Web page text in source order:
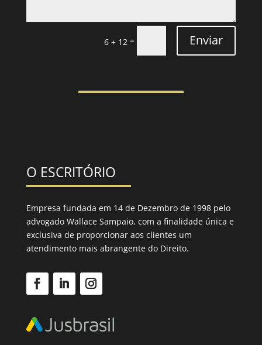
6 + 12 = Enviar
O ESCRITÓRIO
Empresa fundada em 14 de Dezembro de 1998 pelo
advogado Wallace Sampaio, com a finalidade única e
exclusiva de proporcionar aos clientes um
atendimento mais abrangente do Direito.